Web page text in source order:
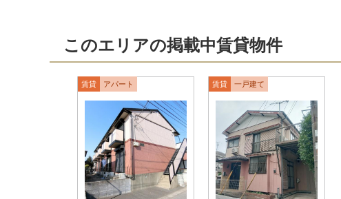
このエリアの掲載中賃貸物件
賃貸 アパート 賃貸 一戸建て